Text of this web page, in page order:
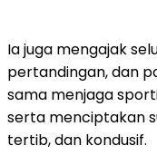
Ia juga mengajak
pertandingan, dan
sama menjaga
serta menciptakan
tertib, dan kondusif.